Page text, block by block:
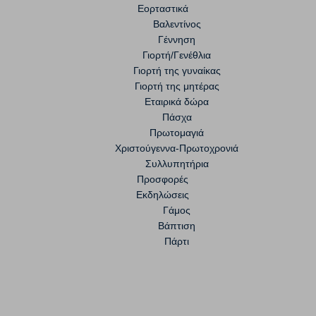
Εορταστικά
Βαλεντίνος
Γέννηση
Γιορτή/Γενέθλια
Γιορτή της γυναίκας
Γιορτή της μητέρας
Εταιρικά δώρα
Πάσχα
Πρωτομαγιά
Χριστούγεννα-Πρωτοχρονιά
Συλλυπητήρια
Προσφορές
Εκδηλώσεις
Γάμος
Βάπτιση
Πάρτι